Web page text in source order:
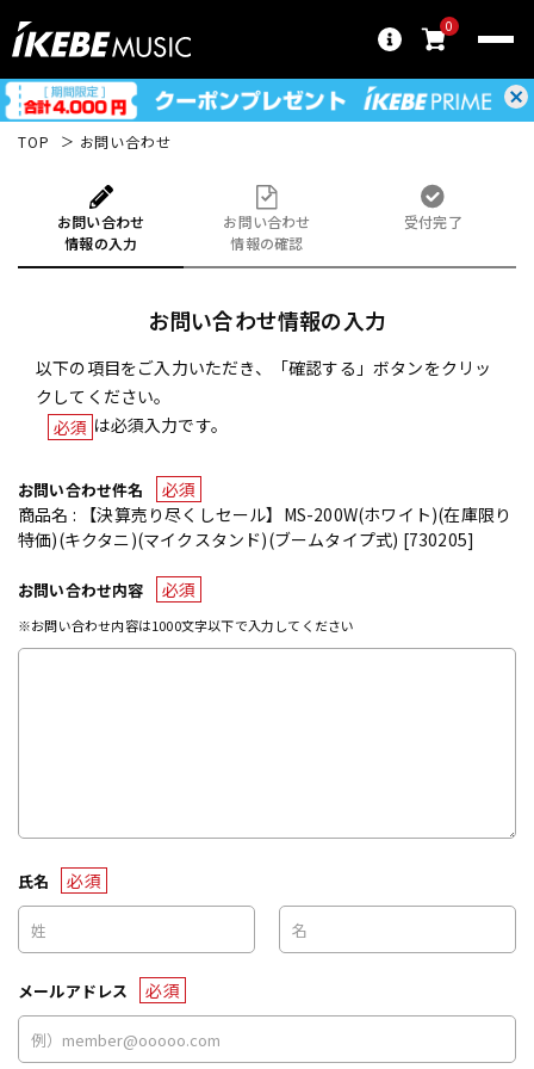
0
TOP お問い合わせ
お問い合わせ
情報の入力
お問い合わせ
情報の確認
受付完了
お問い合わせ情報の入力
以下の項目をご入力いただき、「確認する」ボタンをクリッ
クしてください。
必須 は必須入力です。
お問い合わせ件名
必須
商品名 : 【決算売り尽くしセール】MS-200W(ホワイト)(在庫限り
特価)(キクタニ)(マイクスタンド)(ブームタイプ式) [730205]
お問い合わせ内容 必須
※お問い合わせ内容は1000文字以下で入力してください
氏名 必須
メールアドレス 必須